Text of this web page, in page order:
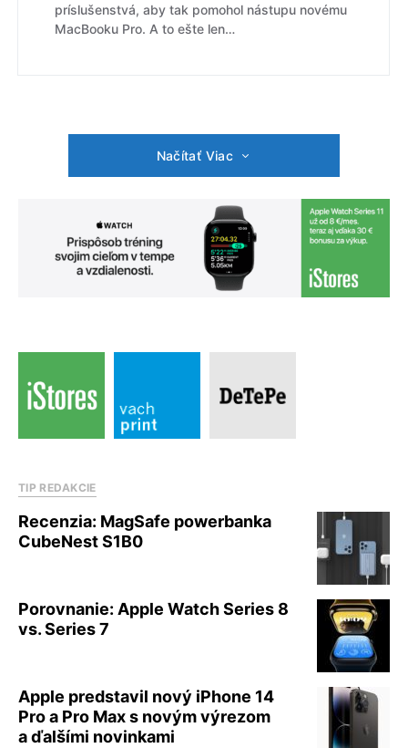
príslušenstvá, aby tak pomohol nástupu novému
MacBooku Pro. A to ešte len…
Načítať Viac
TIP REDAKCIE
Recenzia: MagSafe powerbanka
CubeNest S1B0
Porovnanie: Apple Watch Series 8
vs. Series 7
Apple predstavil nový iPhone 14
Pro a Pro Max s novým výrezom
a ďalšími novinkami